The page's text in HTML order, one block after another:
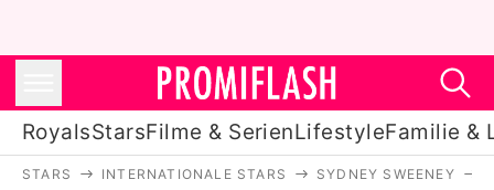
RoyalsStarsFilme & SerienLifestyleFamilie &
STARS INTERNATIONALE STARS SYDNEY SWEENEY